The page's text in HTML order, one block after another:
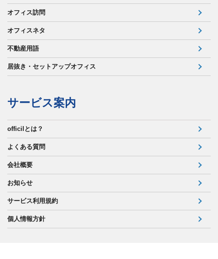
オフィス訪問
オフィスネタ
不動産用語
居抜き・セットアップオフィス
サービス案内
officilとは？
よくある質問
会社概要
お知らせ
サービス利用規約
個人情報方針